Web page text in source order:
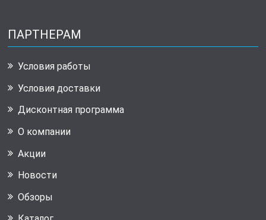
ПАРТНЕРАМ
Условия работы
Условия доставки
Дисконтная программа
О компании
Акции
Новости
Обзоры